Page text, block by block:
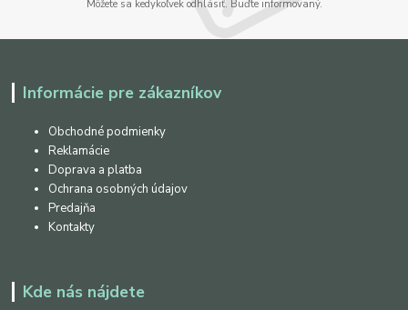
Môžete sa kedykoľvek odhlásiť. Buďte informovaný.
Informácie pre zákazníkov
Obchodné podmienky
Reklamácie
Doprava a platba
Ochrana osobných údajov
Predajňa
Kontakty
Kde nás nájdete